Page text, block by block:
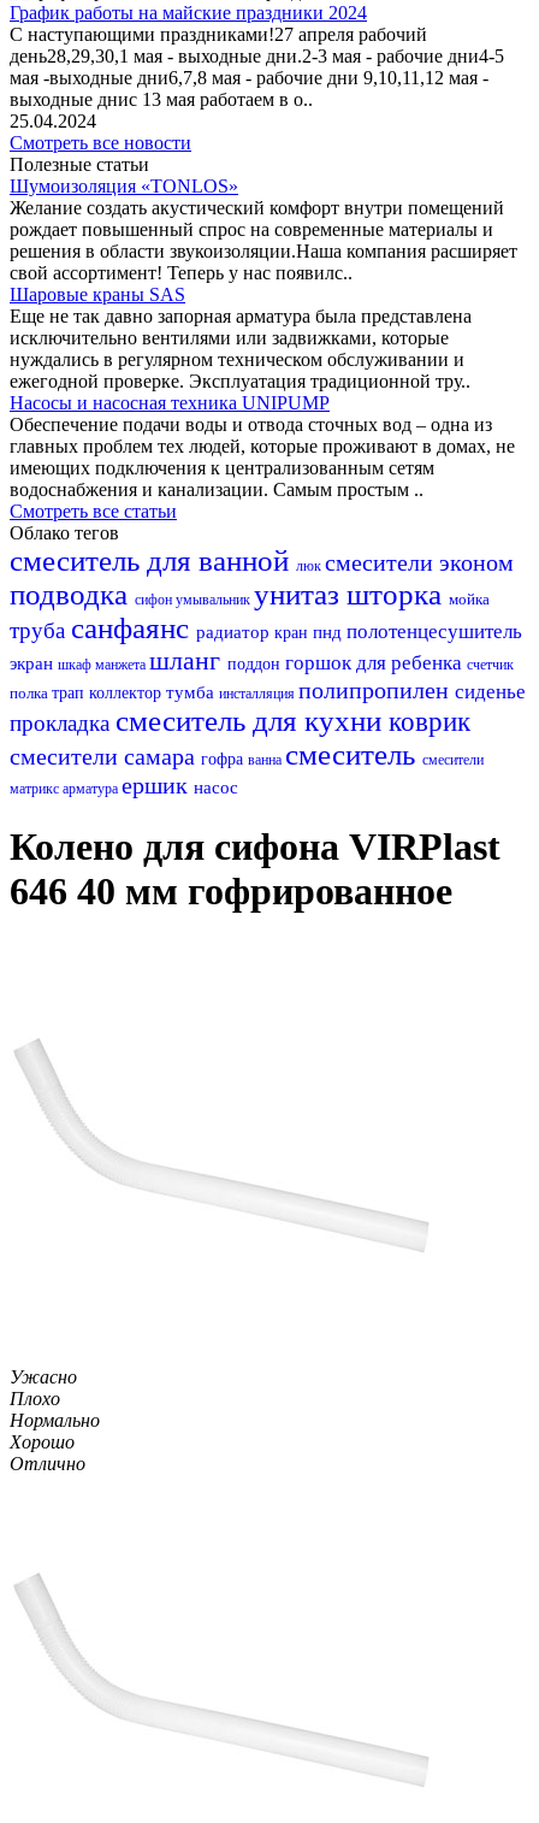
График работы на майские праздники 2024
С наступающими праздниками!27 апреля рабочий
день28,29,30,1 мая - выходные дни.2-3 мая - рабочие дни4-5
мая -выходные дни6,7,8 мая - рабочие дни 9,10,11,12 мая -
выходные днис 13 мая работаем в о..
25.04.2024
Смотреть все новости
Полезные статьи
Шумоизоляция «TONLOS»
Желание создать акустический комфорт внутри помещений
рождает повышенный спрос на современные материалы и
решения в области звукоизоляции.Наша компания расширяет
свой ассортимент! Теперь у нас появилс..
Шаровые краны SAS
Еще не так давно запорная арматура была представлена
исключительно вентилями или задвижками, которые
нуждались в регулярном техническом обслуживании и
ежегодной проверке. Эксплуатация традиционной тру..
Насосы и насосная техника UNIPUMP
Обеспечение подачи воды и отвода сточных вод – одна из
главных проблем тех людей, которые проживают в домах, не
имеющих подключения к централизованным сетям
водоснабжения и канализации. Самым простым ..
Смотреть все статьи
Облако тегов
смеситель для ванной люк смесители эконом
подводка сифон умывальник унитаз шторка мойка
труба санфаянс радиатор кран пнд полотенцесушитель
экран шкаф манжета шланг поддон горшок для ребенка счетчик
полка трап коллектор тумба инсталляция полипропилен сиденье
прокладка смеситель для кухни коврик
смесители самара гофра ванна смеситель смесители
матрикс арматура ершик насос
Колено для сифона VIRPlast
646 40 мм гофрированное
Ужасно
Плохо
Нормально
Хорошо
Отлично